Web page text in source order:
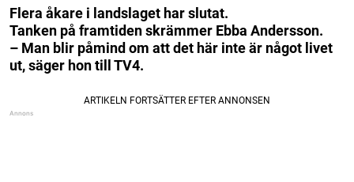
Flera åkare i landslaget har slutat.
Tanken på framtiden skrämmer Ebba Andersson.
– Man blir påmind om att det här inte är något livet
ut, säger hon till TV4.